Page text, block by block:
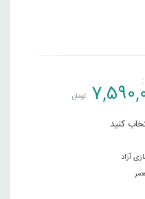
تومان
کنید
آزاد